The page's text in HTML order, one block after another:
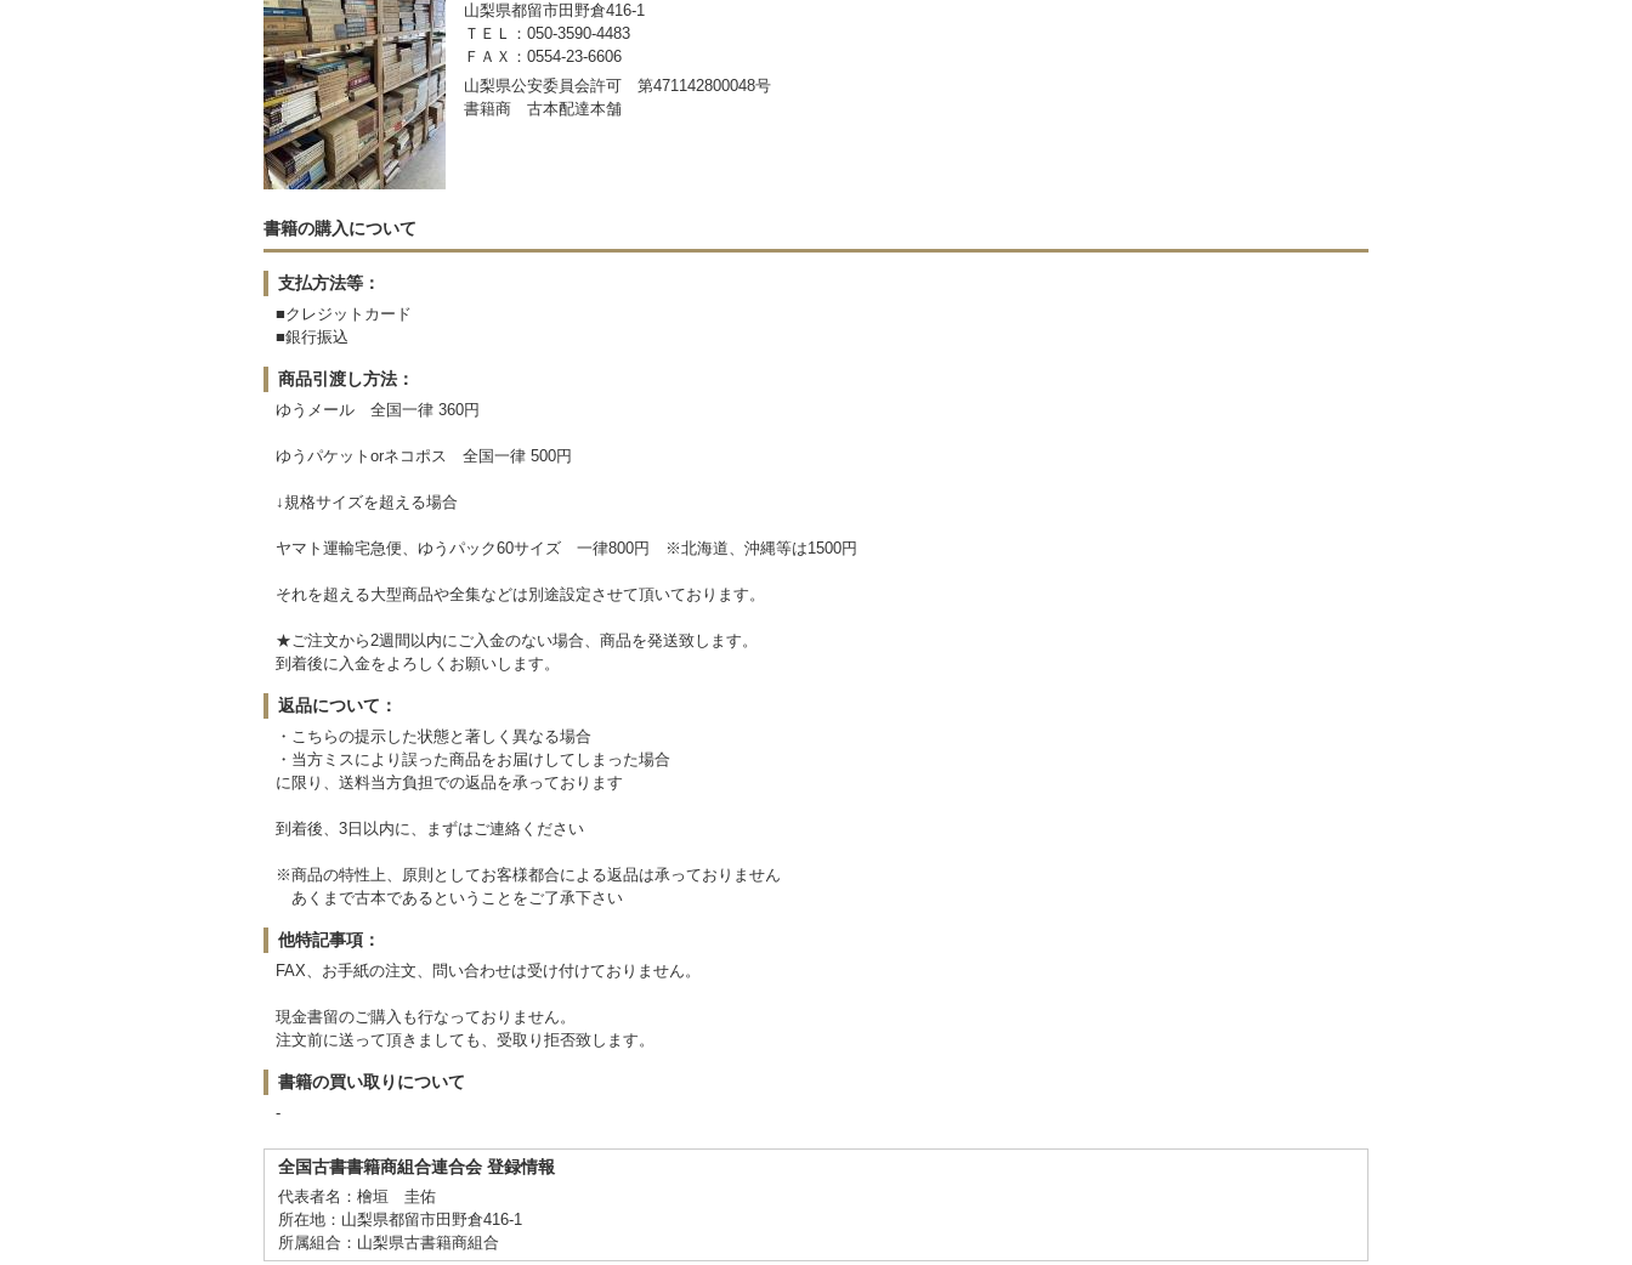
山梨県都留市田野倉416-1
ＴＥＬ：050-3590-4483
ＦＡＸ：0554-23-6606
山梨県公安委員会許可 第471142800048号
書籍商 古本配達本舗
書籍の購入について
支払方法等：
■クレジットカード
■銀行振込
商品引渡し方法：
ゆうメール 全国一律 360円
ゆうパケットorネコポス 全国一律 500円
↓規格サイズを超える場合
ヤマト運輸宅急便、ゆうパック60サイズ 一律800円 ※北海道、沖縄等は1500円
それを超える大型商品や全集などは別途設定させて頂いております。
★ご注文から2週間以内にご入金のない場合、商品を発送致します。
到着後に入金をよろしくお願いします。
返品について：
・こちらの提示した状態と著しく異なる場合
・当方ミスにより誤った商品をお届けしてしまった場合
に限り、送料当方負担での返品を承っております
到着後、3日以内に、まずはご連絡ください
※商品の特性上、原則としてお客様都合による返品は承っておりません
あくまで古本であるということをご了承下さい
他特記事項：
FAX、お手紙の注文、問い合わせは受け付けておりません。
現金書留のご購入も行なっておりません。
注文前に送って頂きましても、受取り拒否致します。
書籍の買い取りについて
-
全国古書書籍商組合連合会 登録情報
代表者名：檜垣 圭佑
所在地：山梨県都留市田野倉416-1
所属組合：山梨県古書籍商組合